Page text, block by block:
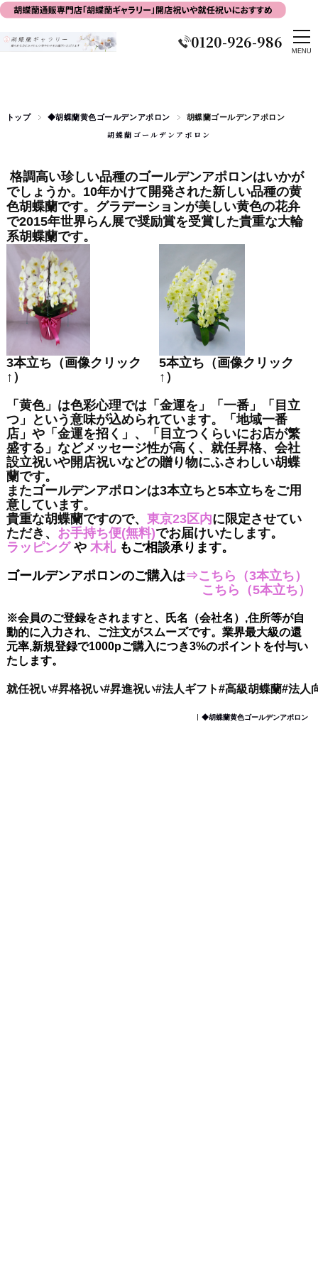
0120-926-986
トップ ◆胡蝶蘭黄色ゴールデンアポロン 胡蝶蘭ゴールデンアポロン
胡蝶蘭ゴールデンアポロン
格調高い珍しい品種のゴールデンアポロンはいかが
でしょうか。10年かけて開発された新しい品種の黄
色胡蝶蘭です。グラデーションが美しい黄色の花弁
で2015年世界らん展で奨励賞を受賞した貴重な大輪
系胡蝶蘭です。
3本立ち（画像クリック
↑）
5本立ち（画像クリック
↑）
「黄色」は色彩心理では「金運を」「一番」「目立
つ」という意味が込められています。「地域一番
店」や「金運を招く」、「目立つくらいにお店が繁
盛する」などメッセージ性が高く、就任昇格、会社
設立祝いや開店祝いなどの贈り物にふさわしい胡蝶
蘭です。
またゴールデンアポロンは3本立ちと5本立ちをご用
意しています。
貴重な胡蝶蘭ですので、 東京23区内に限定させてい
ただき、 お手持ち便(無料)でお届けいたします。
ラッピングや 木札もご相談承ります。
ゴールデンアポロンのご購入は⇒こちら（3本立ち）
こちら（5本立ち）
※会員のご登録をされますと、氏名（会社名）,住所等が自
動的に入力され、ご注文がスムーズです。業界最大級の還
元率,新規登録で1000pご購入につき3%のポイントを付与い
たします。
就任祝い#昇格祝い#昇進祝い#法人ギフト#高級胡蝶蘭#法人
◆胡蝶蘭黄色ゴールデンアポロン